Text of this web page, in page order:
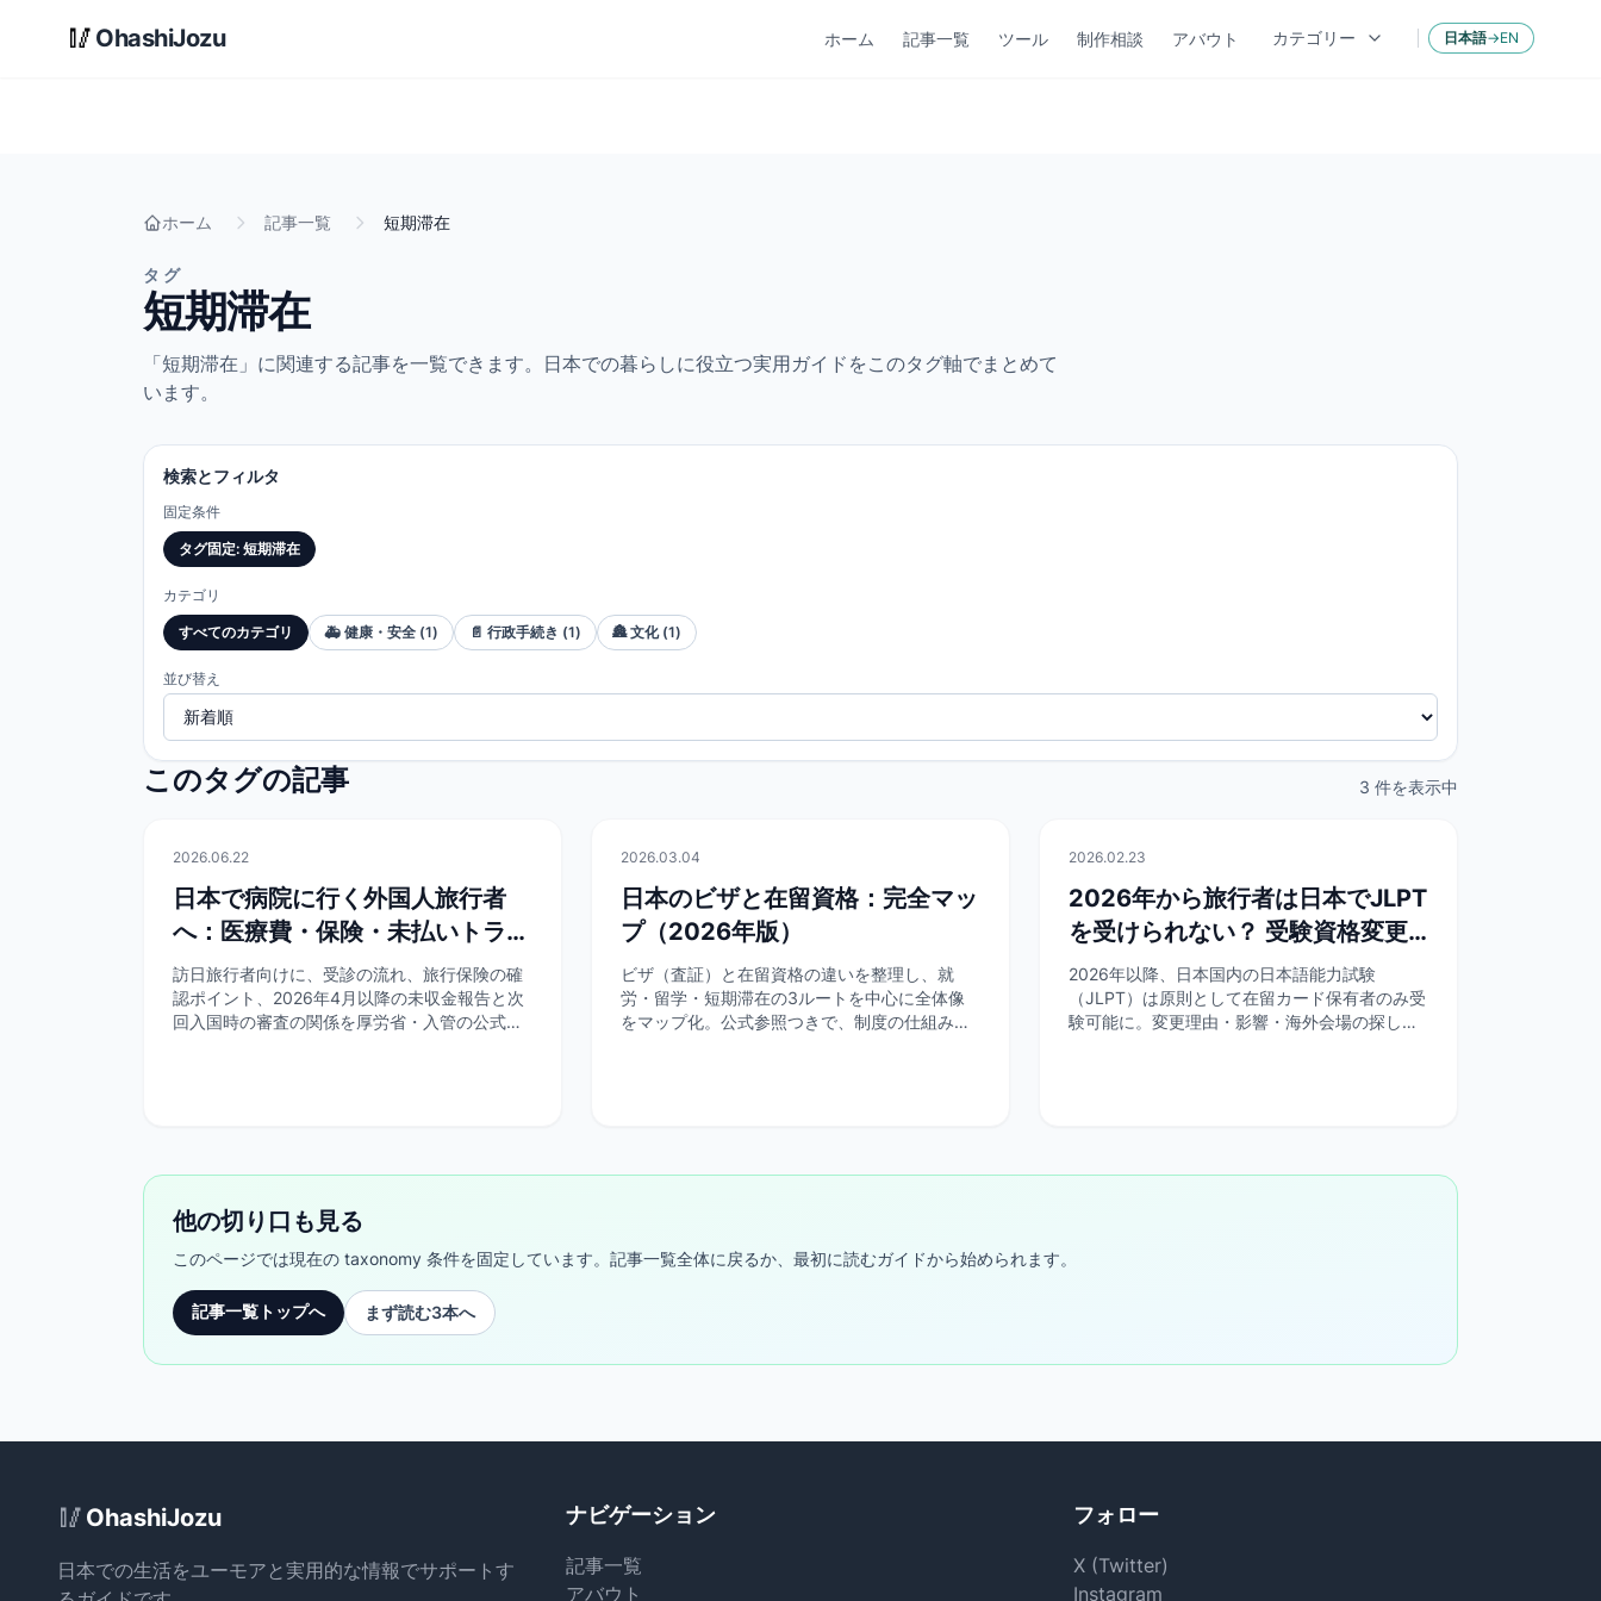
メインコンテンツへスキップ
🥢 OhashiJozu ホーム 記事一覧 ツール 制作相談 アバウト カテゴリー 日本語→EN
ホーム 記事一覧 短期滞在
タグ
短期滞在
「短期滞在」に関連する記事を一覧できます。日本での暮らしに役立つ実用ガイドをこのタグ軸でまとめて
います。
検索とフィルタ
固定条件
タグ固定: 短期滞在
カテゴリ
すべてのカテゴリ 🚑 健康・安全 (1) 📄 行政手続き (1) 🏯 文化(1)
並び替え
このタグの記事 3 件を表示中
🚑健康・安全
2026.06.22
日本で病院に行く外国人旅行者
へ：医療費・保険・未払いトラブ
ルを避ける方法
訪日旅行者向けに、受診の流れ、旅行保険の確
認ポイント、2026年4月以降の未収金報告と次
回入国時の審査の関係を厚労省・入管の公式資
📄行政手続き
2026.03.04
日本のビザと在留資格：完全マッ
プ（2026年版）
ビザ（査証）と在留資格の違いを整理し、就
労・留学・短期滞在の3ルートを中心に全体像
をマップ化。公式参照つきで、制度の仕組みか
🏯文化
2026.02.23
2026年から旅行者は日本でJLPT
を受けられない？ 受験資格変更
の要点と対策
2026年以降、日本国内の日本語能力試験
（JLPT）は原則として在留カード保有者のみ受
験可能に。変更理由・影響・海外会場の探し方
他の切り口も見る
このページでは現在の taxonomy 条件を固定しています。記事一覧全体に戻るか、最初に読むガイドから始められます。
記事一覧トップへ まず読む3本へ
Site Footer
🥢 OhashiJozu
日本での生活をユーモアと実用的な情報でサポートす
ナビゲーション
記事一覧
アバウト
フォロー
X (Twitter)
Instagram